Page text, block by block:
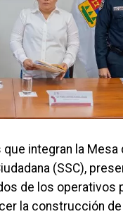
integran la Mesa
(SSC),
de los operativos
la construcción de